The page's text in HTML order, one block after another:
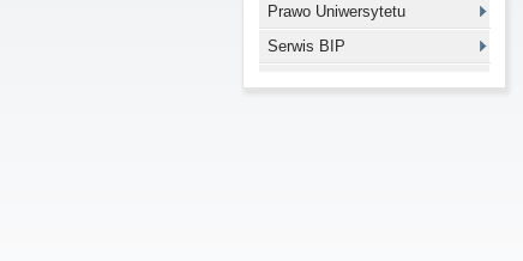
Prawo Uniwersytetu
Serwis BIP